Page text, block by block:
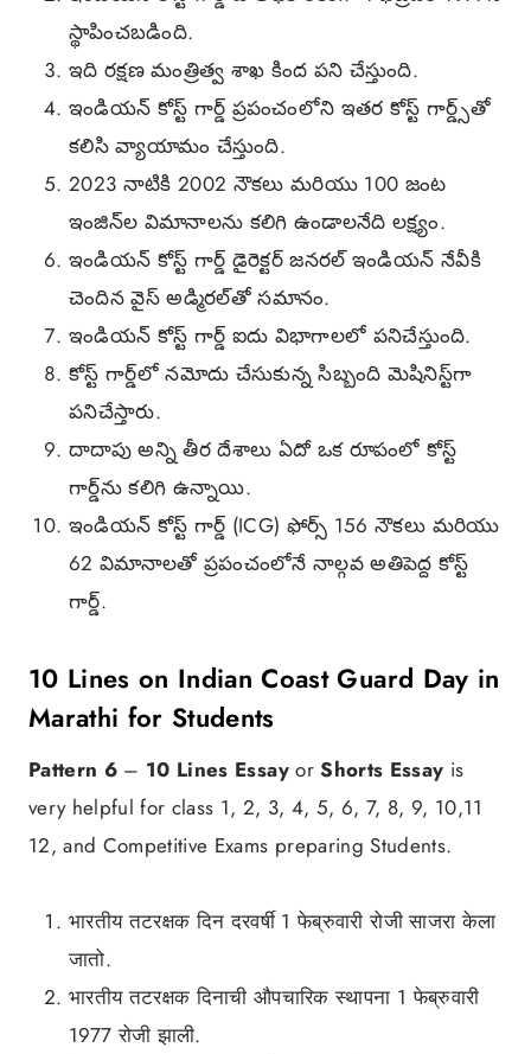
స్థాపించబడింది.
ఇది రక్షణ మంత్రిత్వ శాఖ కింద పని చేస్తుంది.
ఇండియన్ కోస్ట్ గార్డ్ ప్రపంచంలోని ఇతర కోస్ట్ గార్డ్స్‌తో
కలిసి వ్యాయామం చేస్తుంది.
2023 నాటికి 2002 నౌకలు మరియు 100 జంట
ఇంజిన్‌ల విమానాలను కలిగి ఉండాలనేది లక్ష్యం.
ఇండియన్ కోస్ట్ గార్డ్ డైరెక్టర్ జనరల్ ఇండియన్ నేవీకి
చెందిన వైస్ అడ్మిరల్‌తో సమానం.
ఇండియన్ కోస్ట్ గార్డ్ ఐదు విభాగాలలో పనిచేస్తుంది.
కోస్ట్ గార్డ్‌లో నమోదు చేసుకున్న సిబ్బంది మెషినిస్ట్‌గా
పనిచేస్తారు.
దాదాపు అన్ని తీర దేశాలు ఏదో ఒక రూపంలో కోస్ట్
గార్డ్‌ను కలిగి ఉన్నాయి.
ఇండియన్ కోస్ట్ గార్డ్ (ICG) ఫోర్స్ 156 నౌకలు మరియు
62 విమానాలతో ప్రపంచంలోనే నాల్గవ అతిపెద్ద కోస్ట్
గార్డ్.
10 Lines on Indian Coast Guard Day in
Marathi for Students
Pattern 6 – 10 Lines EssayorShorts Essay is
very helpful for class 1, 2, 3, 4, 5, 6, 7, 8, 9, 10,11
12, and Competitive Exams preparing Students.
भारतीय तटरक्षक दिन दरवर्षी 1 फेब्रुवारी रोजी साजरा केला
जातो.
भारतीय तटरक्षक दिनाची औपचारिक स्थापना 1 फेब्रुवारी
1977 रोजी झाली.